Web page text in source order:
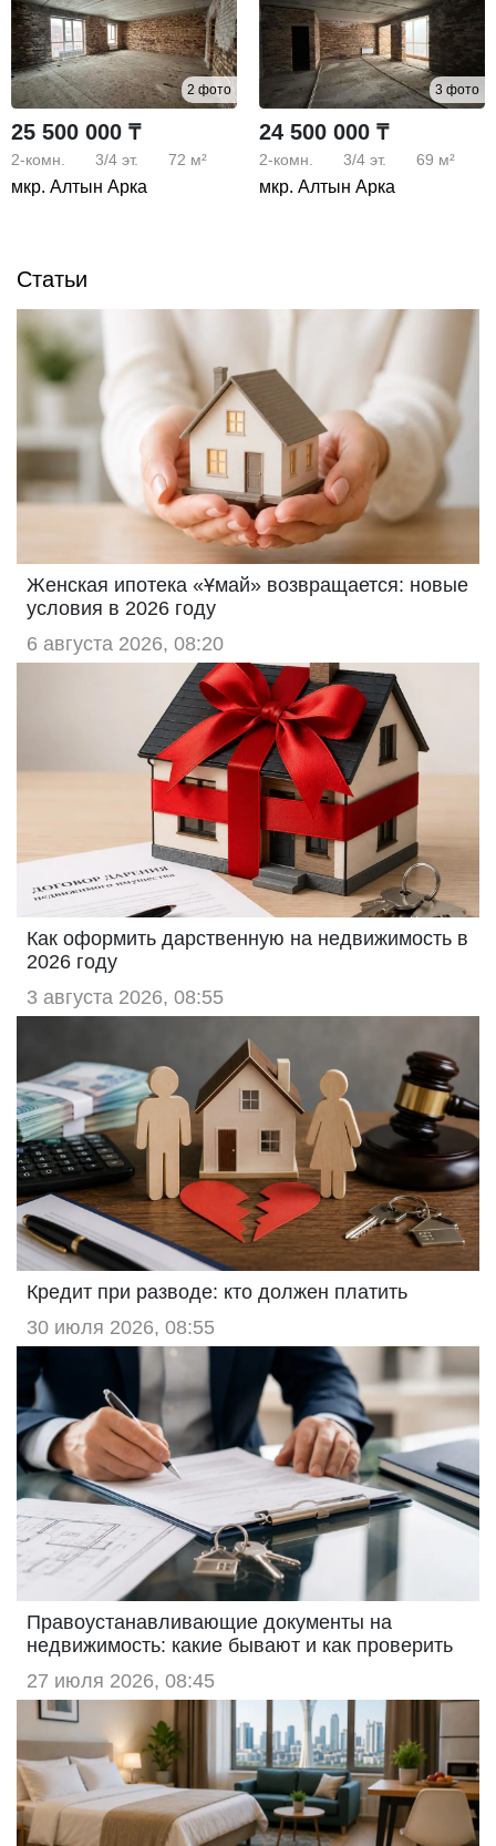
2 фото
25 500 000 ₸
2-комн. 3/4 эт. 72 м²
мкр. Алтын Арка
3 фото
24 500 000 ₸
2-комн. 3/4 эт. 69 м²
мкр. Алтын Арка
Статьи
Женская ипотека «Ұмай» возвращается: новые
условия в 2026 году
6 августа 2026, 08:20
Как оформить дарственную на недвижимость в
2026 году
3 августа 2026, 08:55
Кредит при разводе: кто должен платить
30 июля 2026, 08:55
Правоустанавливающие документы на
недвижимость: какие бывают и как проверить
27 июля 2026, 08:45